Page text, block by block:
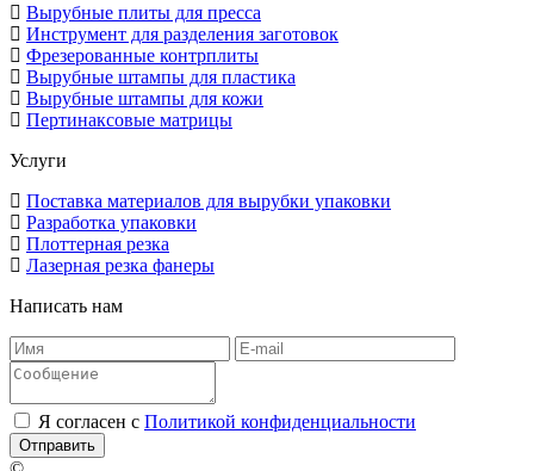
Вырубные плиты для пресса
Инструмент для разделения заготовок
Фрезерованные контрплиты
Вырубные штампы для пластика
Вырубные штампы для кожи
Пертинаксовые матрицы
Услуги
Поставка материалов для вырубки упаковки
Разработка упаковки
Плоттерная резка
Лазерная резка фанеры
Написать нам
Я согласен c Политикой конфиденциальности
Отправить